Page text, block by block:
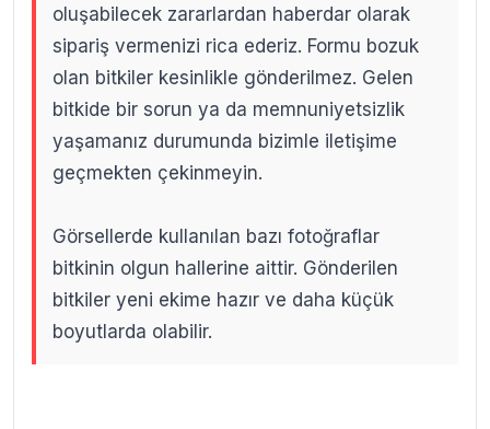
oluşabilecek zararlardan haberdar olarak
sipariş vermenizi rica ederiz. Formu bozuk
olan bitkiler kesinlikle gönderilmez. Gelen
bitkide bir sorun ya da memnuniyetsizlik
yaşamanız durumunda bizimle iletişime
geçmekten çekinmeyin.
Görsellerde kullanılan bazı fotoğraflar
bitkinin olgun hallerine aittir. Gönderilen
bitkiler yeni ekime hazır ve daha küçük
boyutlarda olabilir.